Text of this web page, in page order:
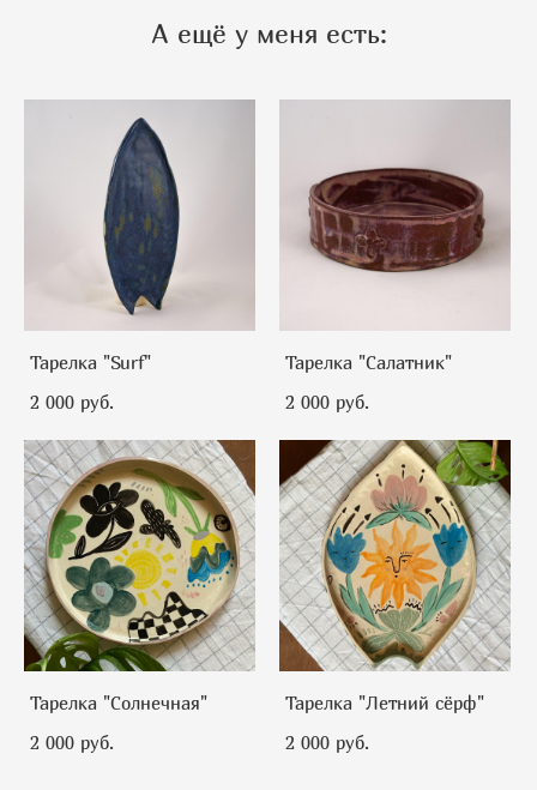
А ещё у меня есть:
Тарелка "Surf"
2 000 pуб.
Тарелка "Салатник"
2 000 pуб.
Тарелка "Солнечная"
2 000 pуб.
Тарелка "Летний сёрф"
2 000 pуб.